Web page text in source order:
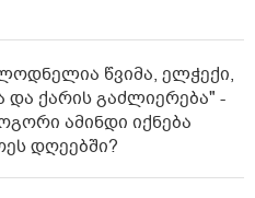
წვიმა, ელჭექი,
და ქარის გაძლიერება" -
ამინდი იქნება
დღეებში?